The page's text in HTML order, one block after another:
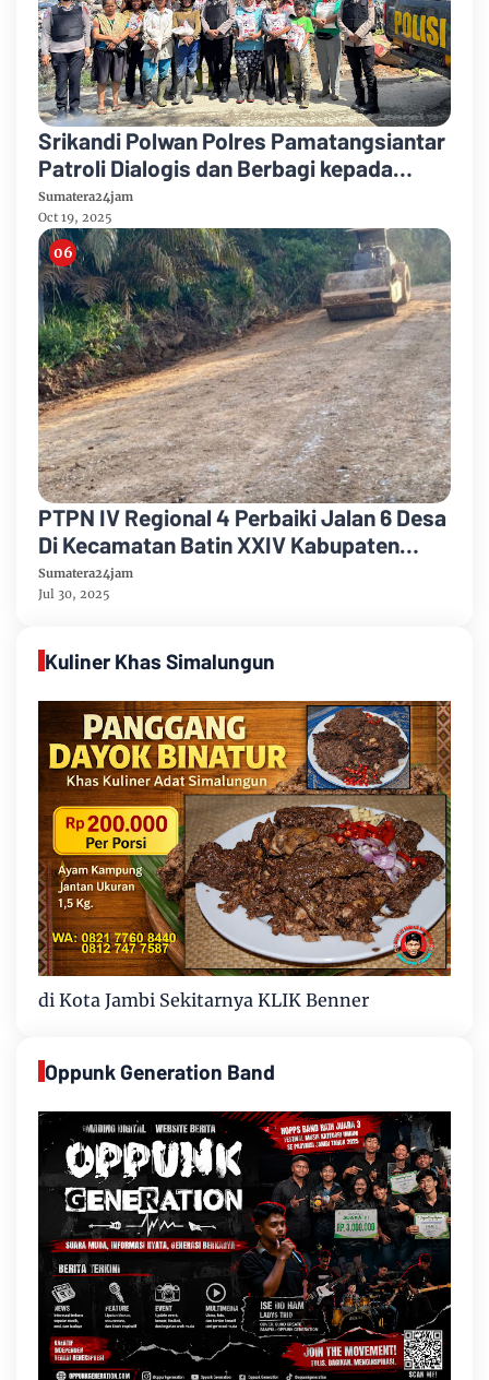
Srikandi Polwan Polres Pamatangsiantar
Patroli Dialogis dan Berbagi kepada
Masyarakat Tanjung Pinggir
Sumatera24jam
Oct 19, 2025
PTPN IV Regional 4 Perbaiki Jalan 6 Desa
Di Kecamatan Batin XXIV Kabupaten
Batang Hari Untuk Meningkatkan
Ekonomi Masyarakat
Sumatera24jam
Jul 30, 2025
Kuliner Khas Simalungun
di Kota Jambi Sekitarnya KLIK Benner
Oppunk Generation Band